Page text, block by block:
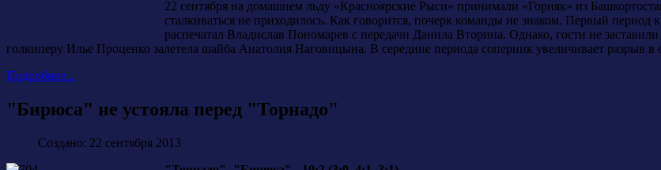
22 сентября на домашнем льду «Красноярские Рыси» принимали «Горняк» из
сталкиваться не приходилось. Как говорится, почерк команды не знаком. Первый
распечатал Владислав Пономарев с передачи Данила Вторина. Однако, гости не
голкиперу Илье Проценко залетела шайба Анатолия Наговицына. В середине периода соперник увеличивает разрыв
Подробнее...
"Бирюса" не устояла перед "Торнадо"
Создано: 22 сентября 2013